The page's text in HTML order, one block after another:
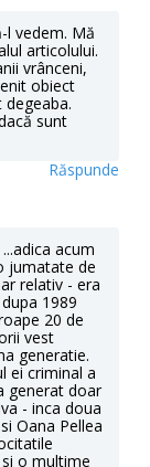
l vedem. Mă
articolului.
vrânceni,
obiect
sunt
Răspunde
acum
jumatate de
relativ - era
1989
20 de
vest
generatie.
ei criminal a
generat doar
- inca doua
Oana Pellea
o multime